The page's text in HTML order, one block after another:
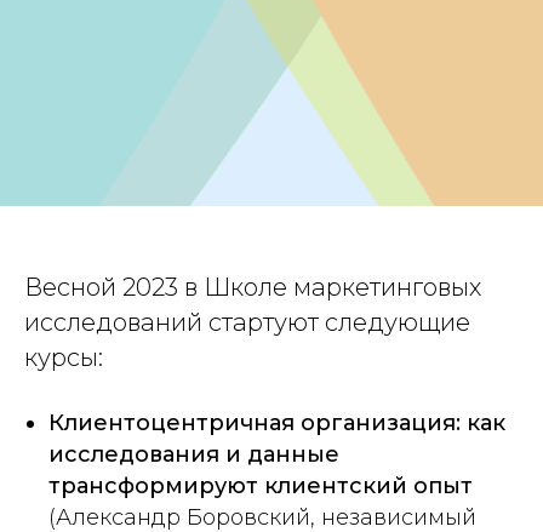
Весной 2023 в Школе маркетинговых
исследований стартуют следующие
курсы:
Клиентоцентричная организация: как
исследования и данные
трансформируют клиентский опыт
(Александр Боровский, независимый